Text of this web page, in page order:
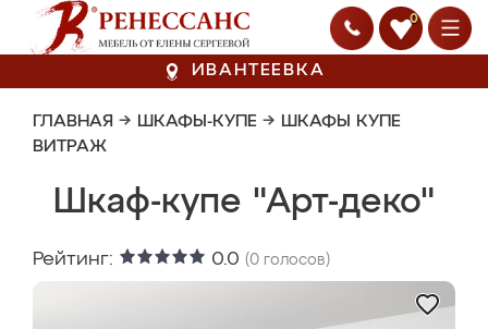
0
ИВАНТЕЕВКА
ГЛАВНАЯ → ШКАФЫ-КУПЕ → ШКАФЫ КУПЕ
ВИТРАЖ
Шкаф-купе "Арт-деко"
Рейтинг: 0.0 (0 голосов)